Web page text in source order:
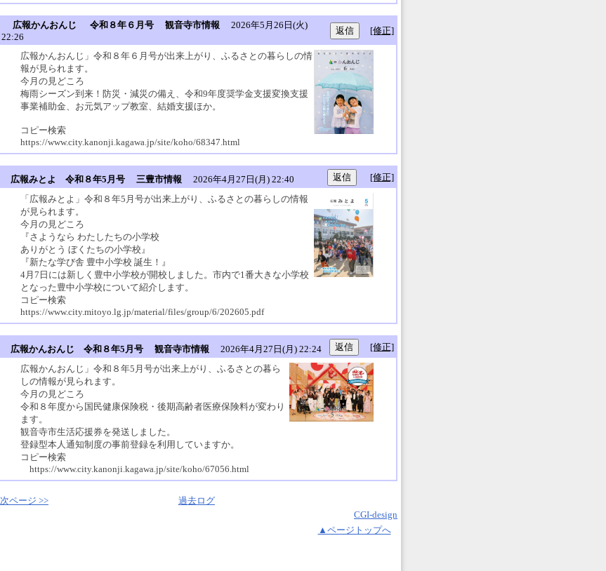
広報かんおんじ 令和８年６月号 観音寺市情報 2026年5月26日(火)
22:26
[修正]
広報かんおんじ」令和８年６月号が出来上がり、ふるさとの暮らしの情
報が見られます。
今月の見どころ
梅雨シーズン到来！防災・減災の備え、令和9年度奨学金支援変換支援
事業補助金、お元気アップ教室、結婚支援ほか。
コピー検索
https://www.city.kanonji.kagawa.jp/site/koho/68347.html
広報みとよ 令和８年5月号 三豊市情報 2026年4月27日(月) 22:40 [修正]
「広報みとよ」令和８年5月号が出来上がり、ふるさとの暮らしの情報
が見られます。
今月の見どころ
『さようなら わたしたちの小学校
ありがとう ぼくたちの小学校』
『新たな学び舎 豊中小学校 誕生！』
4月7日には新しく豊中小学校が開校しました。市内で1番大きな小学校
となった豊中小学校について紹介します。
コピー検索
https://www.city.mitoyo.lg.jp/material/files/group/6/202605.pdf
広報かんおんじ 令和８年5月号 観音寺市情報 2026年4月27日(月) 22:24 [修正]
広報かんおんじ」令和８年5月号が出来上がり、ふるさとの暮ら
しの情報が見られます。
今月の見どころ
令和８年度から国民健康保険税・後期高齢者医療保険料が変わり
ます。
観音寺市生活応援券を発送しました。
登録型本人通知制度の事前登録を利用していますか。
コピー検索
https://www.city.kanonji.kagawa.jp/site/koho/67056.html
次ページ >>
過去ログ
CGI-design
▲ページトップへ